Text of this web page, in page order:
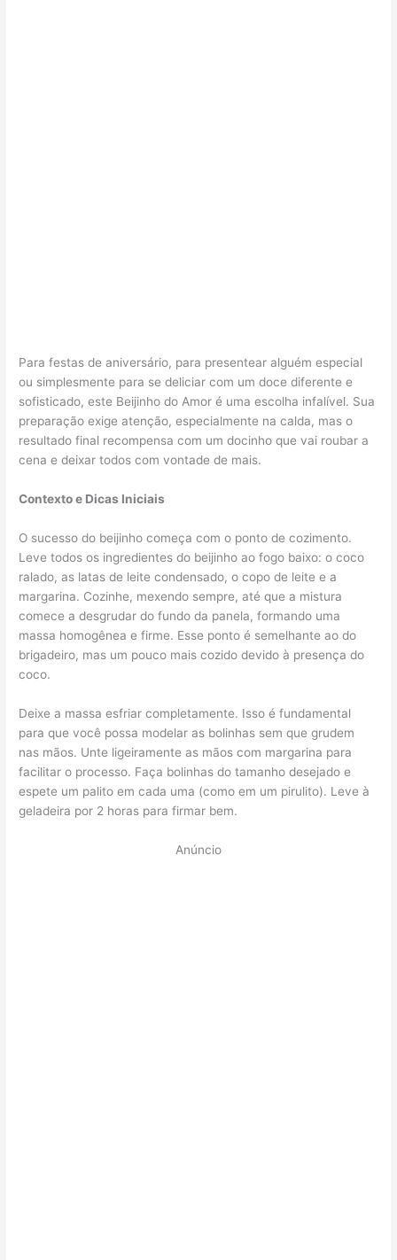
Para festas de aniversário, para presentear alguém especial
ou simplesmente para se deliciar com um doce diferente e
sofisticado, este Beijinho do Amor é uma escolha infalível. Sua
preparação exige atenção, especialmente na calda, mas o
resultado final recompensa com um docinho que vai roubar a
cena e deixar todos com vontade de mais.
Contexto e Dicas Iniciais
O sucesso do beijinho começa com o ponto de cozimento.
Leve todos os ingredientes do beijinho ao fogo baixo: o coco
ralado, as latas de leite condensado, o copo de leite e a
margarina. Cozinhe, mexendo sempre, até que a mistura
comece a desgrudar do fundo da panela, formando uma
massa homogênea e firme. Esse ponto é semelhante ao do
brigadeiro, mas um pouco mais cozido devido à presença do
coco.
Deixe a massa esfriar completamente. Isso é fundamental
para que você possa modelar as bolinhas sem que grudem
nas mãos. Unte ligeiramente as mãos com margarina para
facilitar o processo. Faça bolinhas do tamanho desejado e
espete um palito em cada uma (como em um pirulito). Leve à
geladeira por 2 horas para firmar bem.
Anúncio